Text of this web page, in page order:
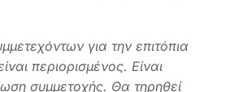
για την επιτόπια
περιορισμένος. Είναι
συμμετοχής. Θα τηρηθεί